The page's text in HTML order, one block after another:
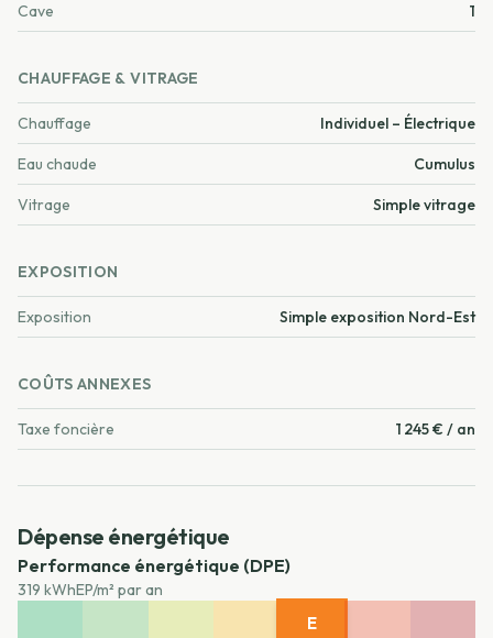
Cave 1
CHAUFFAGE & VITRAGE
Chauffage Individuel – Électrique
Eau chaude Cumulus
Vitrage Simple vitrage
EXPOSITION
Exposition Simple exposition Nord-Est
COÛTS ANNEXES
Taxe foncière 1 245 € / an
Dépense énergétique
Performance énergétique (DPE)
319 kWhEP/m² par an
E